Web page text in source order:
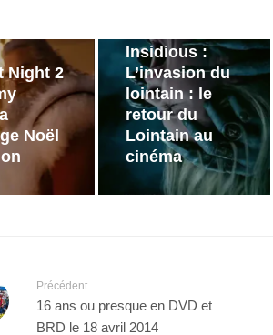
Night 2
Noël
Insidious :
L’invasion du
lointain : le
retour du
Lointain au
cinéma
Précédent
16 ans ou presque en DVD et
BRD le 18 avril 2014